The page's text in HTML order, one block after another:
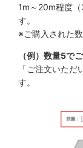
1m～20m程度
す。
※ご購入された
（例）数量5で
「ご注文いた
す。